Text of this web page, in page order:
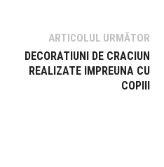
ARTICOLUL URMĂTOR
DECORATIUNI DE CRACIUN
REALIZATE IMPREUNA CU
COPIII